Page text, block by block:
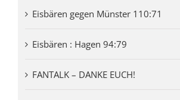
Eisbären gegen Münster 110:71
Eisbären : Hagen 94:79
FANTALK – DANKE EUCH!